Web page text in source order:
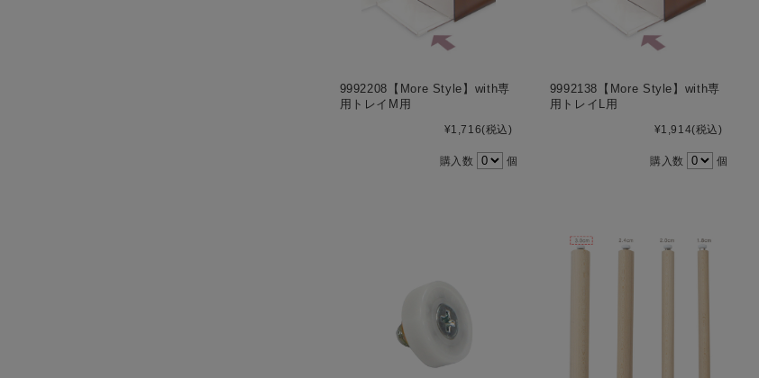
9992208【More Style】with専
用トレイM用
¥1,716(税込)
購入数 個
9992138【More Style】with専
用トレイL用
¥1,914(税込)
購入数 個